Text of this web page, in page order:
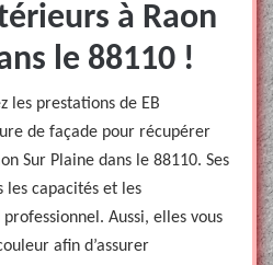
à Raon
le 88110 !
les prestations de EB
de façade pour récupérer
Sur Plaine dans le 88110. Ses
les capacités et les
Aussi, elles vous
afin d’assurer